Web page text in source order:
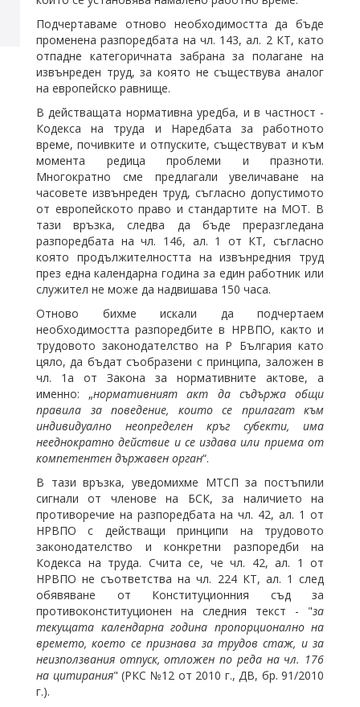
Подчертаваме отново необходимостта да бъде
променена разпоредбата на чл. 143, ал. 2 КТ, като
отпадне категоричната забрана за полагане на
извънреден труд, за която не съществува аналог
на европейско равнище.
В действащата нормативна уредба, и в частност -
Кодекса на труда и Наредбата за работното
време, почивките и отпуските, съществуват и към
момента редица проблеми и празноти.
Многократно сме предлагали увеличаване на
часовете извънреден труд, съгласно допустимото
от европейското право и стандартите на МОТ. В
тази връзка, следва да бъде преразгледана
разпоредбата на чл. 146, ал. 1 от КТ, съгласно
която продължителността на извънредния труд
през една календарна година за един работник или
служител не може да надвишава 150 часа.
Отново бихме искали да подчертаем
необходимостта разпоредбите в НРВПО, както и
трудовото законодателство на Р България като
цяло, да бъдат съобразени с принципа, заложен в
чл. 1а от Закона за нормативните актове, а
именно: „нормативният акт да съдържа общи
правила за поведение, които се прилагат към
индивидуално неопределен кръг субекти, има
нееднократно действие и се издава или приема от
компетентен държавен орган“.
В тази връзка, уведомихме МТСП за постъпили
сигнали от членове на БСК, за наличието на
противоречие на разпоредбата на чл. 42, ал. 1 от
НРВПО с действащи принципи на трудовото
законодателство и конкретни разпоредби на
Кодекса на труда. Счита се, че чл. 42, ал. 1 от
НРВПО не съответства на чл. 224 КТ, ал. 1 след
обявяване от Конституционния съд за
противоконституционен на следния текст - "за
текущата календарна година пропорционално на
времето, което се признава за трудов стаж, и за
неизползвания отпуск, отложен по реда на чл. 176
на цитирания" (РКС №12 от 2010 г., ДВ, бр. 91/2010
г.).